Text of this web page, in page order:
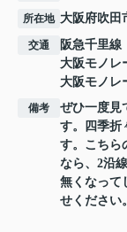
所在地 大阪府吹田
交通 阪急千里線
大阪モノレ
大阪モノレ
備考
ぜひ一度見
す。四季折
す。こちら
なら、2沿
無くなって
せください